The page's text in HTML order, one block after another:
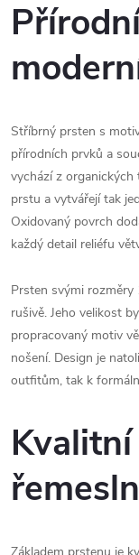
Stříbrný prsten s
přírodních prvků a
vychází z organických
prstu a vytvářejí tak
Oxidovaný povrch
každý detail reliéfu
Prsten svými rozměry
rušivě. Jeho velikost
propracovaný motiv
nošení. Design je
outfitům, tak k